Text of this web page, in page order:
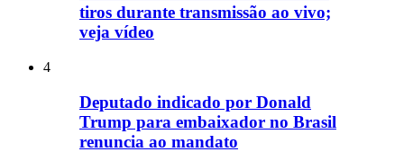
tiros durante transmissão ao vivo;
veja vídeo
4
Deputado indicado por Donald
Trump para embaixador no Brasil
renuncia ao mandato